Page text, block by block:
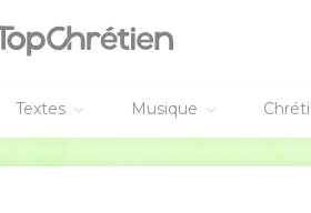
Textes Musique